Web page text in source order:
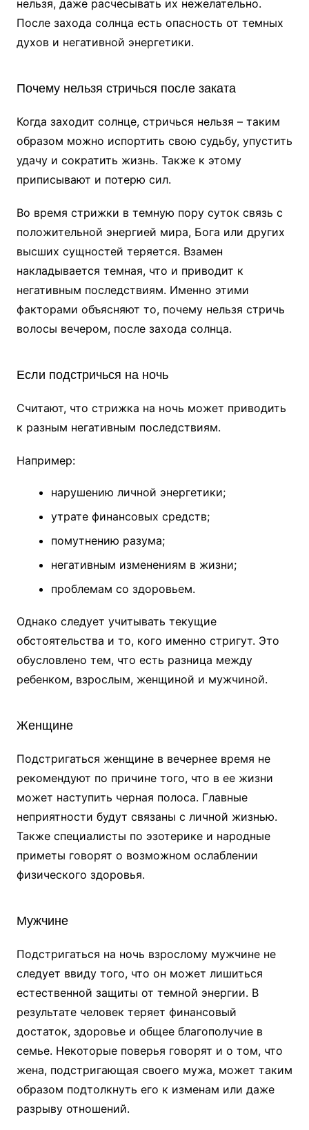
нельзя, даже расчесывать их нежелательно.
После захода солнца есть опасность от темных
духов и негативной энергетики.
Почему нельзя стричься после заката
Когда заходит солнце, стричься нельзя – таким
образом можно испортить свою судьбу, упустить
удачу и сократить жизнь. Также к этому
приписывают и потерю сил.
Во время стрижки в темную пору суток связь с
положительной энергией мира, Бога или других
высших сущностей теряется. Взамен
накладывается темная, что и приводит к
негативным последствиям. Именно этими
факторами объясняют то, почему нельзя стричь
волосы вечером, после захода солнца.
Если подстричься на ночь
Считают, что стрижка на ночь может приводить
к разным негативным последствиям.
Например:
нарушению личной энергетики;
утрате финансовых средств;
помутнению разума;
негативным изменениям в жизни;
проблемам со здоровьем.
Однако следует учитывать текущие
обстоятельства и то, кого именно стригут. Это
обусловлено тем, что есть разница между
ребенком, взрослым, женщиной и мужчиной.
Женщине
Подстригаться женщине в вечернее время не
рекомендуют по причине того, что в ее жизни
может наступить черная полоса. Главные
неприятности будут связаны с личной жизнью.
Также специалисты по эзотерике и народные
приметы говорят о возможном ослаблении
физического здоровья.
Мужчине
Подстригаться на ночь взрослому мужчине не
следует ввиду того, что он может лишиться
естественной защиты от темной энергии. В
результате человек теряет финансовый
достаток, здоровье и общее благополучие в
семье. Некоторые поверья говорят и о том, что
жена, подстригающая своего мужа, может таким
образом подтолкнуть его к изменам или даже
разрыву отношений.